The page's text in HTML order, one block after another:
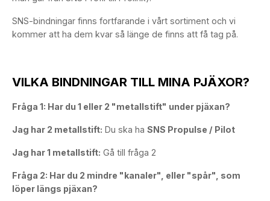
SNS-bindningar finns fortfarande i vårt sortiment och vi
kommer att ha dem kvar så länge de finns att få tag på.
VILKA BINDNINGAR TILL MINA PJÄXOR?
Fråga 1: Har du 1 eller 2 "metallstift" under pjäxan?
Jag har 2 metallstift: Du ska ha SNS Propulse / Pilot
Jag har 1 metallstift: Gå till fråga 2
Fråga 2: Har du 2 mindre "kanaler", eller "spår", som
löper längs pjäxan?